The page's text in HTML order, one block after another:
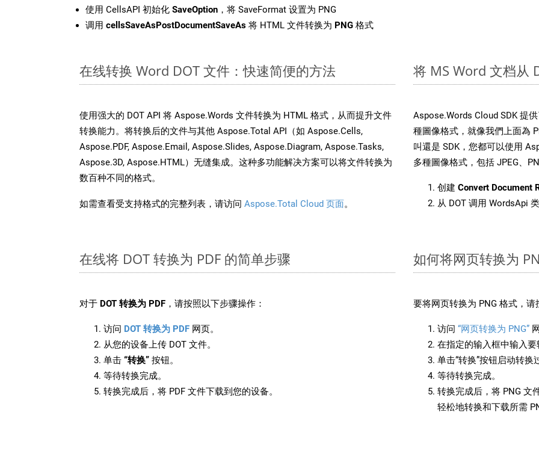
使用 CellsAPI 初始化 SaveOption ，将 SaveFormat 设置为 PNG
调用 cellsSaveAsPostDocumentSaveAs 将 HTML 文件转换为 PNG 格式
在线转换 Word DOT 文件：快速简便的方法
使用强大的 DOT API 将 Aspose.Words 文件转换为 HTML 格式，从而提升文件
转换能力。将转换后的文件与其他 Aspose.Total API（如 Aspose.Cells,
Aspose.PDF, Aspose.Email, Aspose.Slides, Aspose.Diagram, Aspose.Tasks,
Aspose.3D, Aspose.HTML）无缝集成。这种多功能解决方案可以将文件转换为
数百种不同的格式。
如需查看受支持格式的完整列表，请访问 Aspose.Total Cloud 页面。
将 MS Word 文档从
Aspose.Words Cloud SDK 提
種圖像格式，就像我們上面為
叫還是 SDK，您都可以使用
多種圖像格式，包括 JPEG、
创建 Convert Document
从 DOT 调用 WordsApi
在线将 DOT 转换为 PDF 的简单步骤
对于 DOT 转换为 PDF ，请按照以下步骤操作：
访问 DOT 转换为 PDF 网页。
从您的设备上传 DOT 文件。
单击 “转换” 按钮。
等待转换完成。
转换完成后，将 PDF 文件下载到您的设备。
如何将网页转换为
要将网页转换为 PNG 格式，请
访问 “网页转换为 PNG”
在指定的输入框中输入要
单击“转换”按钮启动转换
等待转换完成。
转换完成后，将 PNG 文
轻松地转换和下载所需